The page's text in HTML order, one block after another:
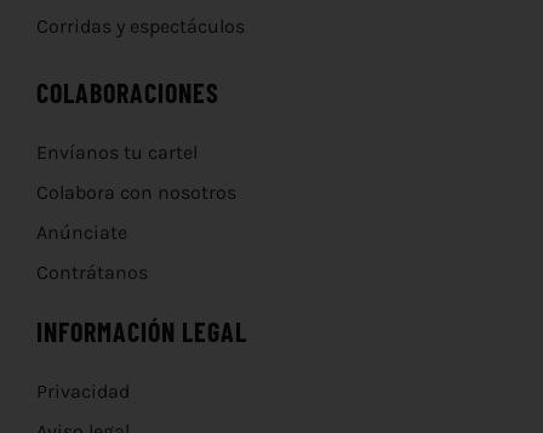
Corridas y espectáculos
COLABORACIONES
Envíanos tu cartel
Colabora con nosotros
Anúnciate
Contrátanos
INFORMACIÓN LEGAL
Privacidad